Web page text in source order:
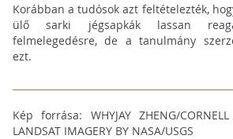
Korábban a tudósok azt feltételezték,
ülő sarki jégsapkák lassan
felmelegedésre, de a tanulmány
ezt.
Kép forrása: WHYJAY ZHENG/
LANDSAT IMAGERY BY NASA/USGS